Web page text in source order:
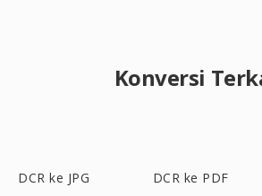
Konversi
DCR ke JPG DCR ke PDF